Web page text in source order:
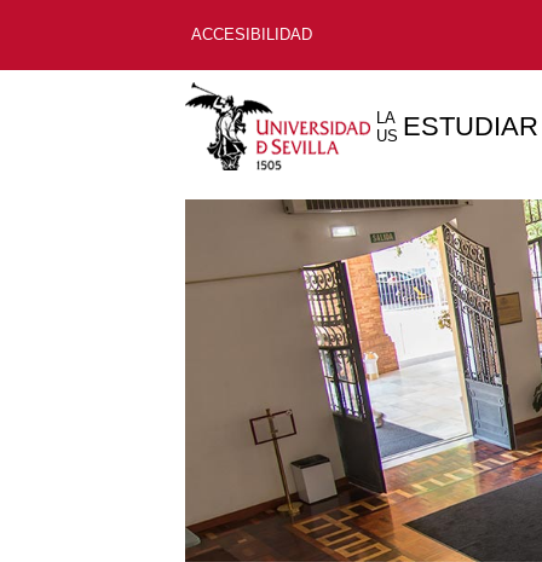
ACCESIBILIDAD
LA
US ESTUDIAR